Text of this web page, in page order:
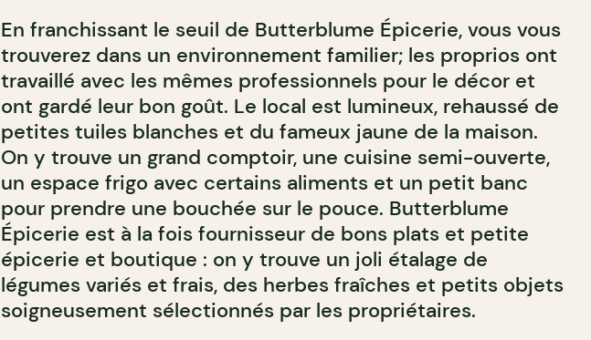
En franchissant le seuil de Butterblume Épicerie, vous vous
trouverez dans un environnement familier; les proprios ont
travaillé avec les mêmes professionnels pour le décor et
ont gardé leur bon goût. Le local est lumineux, rehaussé de
petites tuiles blanches et du fameux jaune de la maison.
On y trouve un grand comptoir, une cuisine semi-ouverte,
un espace frigo avec certains aliments et un petit banc
pour prendre une bouchée sur le pouce. Butterblume
Épicerie est à la fois fournisseur de bons plats et petite
épicerie et boutique : on y trouve un joli étalage de
légumes variés et frais, des herbes fraîches et petits objets
soigneusement sélectionnés par les propriétaires.